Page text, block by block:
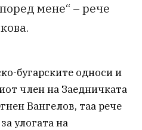
мене“ – рече
бугарските односи и
член на Заедничката
Вангелов, таа рече
улогата на